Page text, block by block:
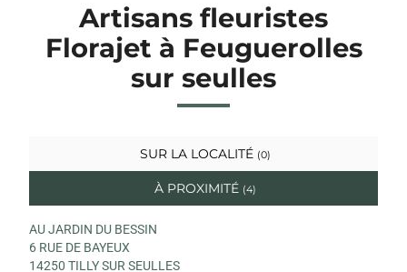
Artisans fleuristes
Florajet à Feuguerolles
sur seulles
SUR LA LOCALITÉ (0)
À PROXIMITÉ (4)
AU JARDIN DU BESSIN
6 RUE DE BAYEUX
14250 TILLY SUR SEULLES